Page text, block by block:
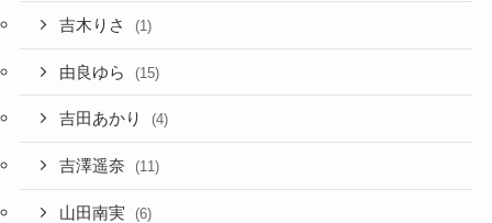
吉木りさ (1)
由良ゆら (15)
吉田あかり (4)
吉澤遥奈 (11)
山田南実 (6)